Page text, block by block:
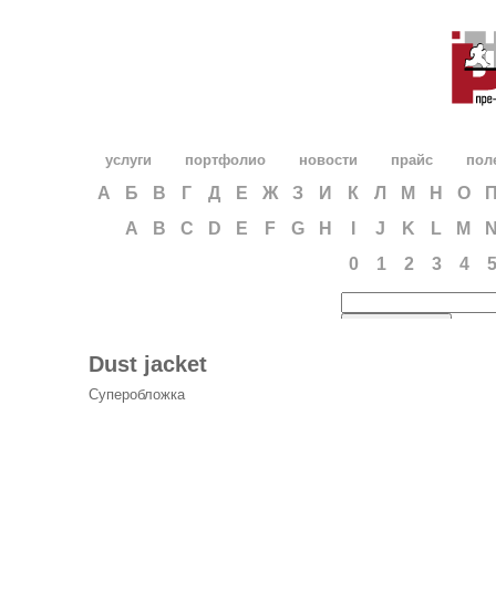
услуги портфолио новости прайс
А Б В Г Д Е Ж З И К Л М Н О
A
B C D E F G H J K L M
0
1 2 3 4 5
Dust jacket
Суперобложка